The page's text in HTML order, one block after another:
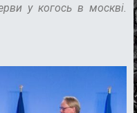
у когось в москві.